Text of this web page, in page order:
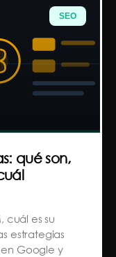
SEO
qué son,
cuál es su
estrategias
Google y